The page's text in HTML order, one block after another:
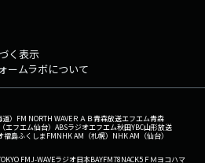
く表示
ームラボについて
） FM NORTH WAVEＲＡＢ青森放送エフエム青森
エフエム仙台） ABSラジオエフエム秋田YBC山形放送
福島ふくしまFMNHK AM（札幌） NHK AM（仙台）
FMJ-WAVEラジオ日本BAYFM78NACK5 ＦＭヨコハマ